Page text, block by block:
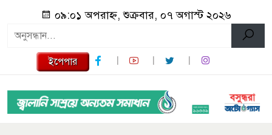
০৯:০১ অপরাহ্ন, শুক্রবার, ০৭ অগাস্ট ২০২৬
ইপেপার